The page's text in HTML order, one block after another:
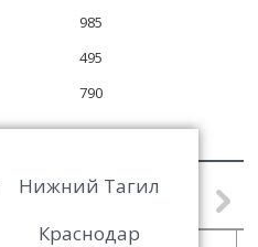
985
495
790
Нижний Тагил
Краснодар